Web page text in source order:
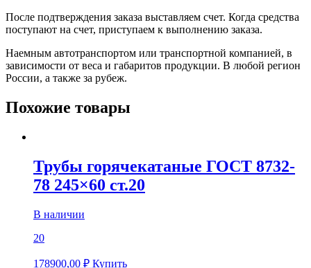
После подтверждения заказа выставляем счет. Когда средства
поступают на счет, приступаем к выполнению заказа.
Наемным автотранспортом или транспортной компанией, в
зависимости от веса и габаритов продукции. В любой регион
России, а также за рубеж.
Похожие товары
Трубы горячекатаные ГОСТ 8732-
78 245×60 ст.20
В наличии
20
178900,00 ₽ Купить